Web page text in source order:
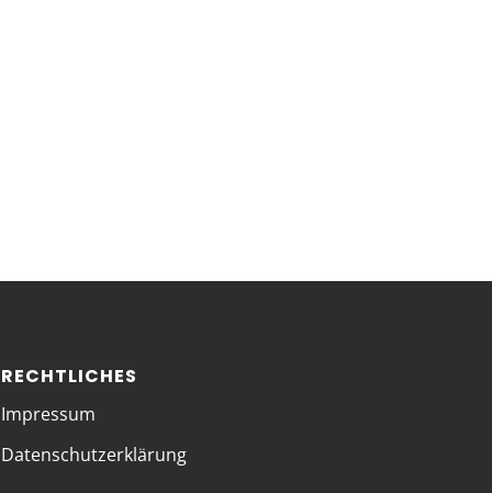
RECHTLICHES
Impressum
Datenschutzerklärung